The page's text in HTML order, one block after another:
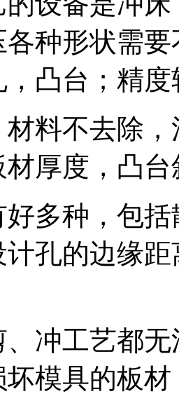
各种形状需
凸台；精度
不去除，
厚度，凸
种，包括
孔的边缘
工艺都无
模具的板